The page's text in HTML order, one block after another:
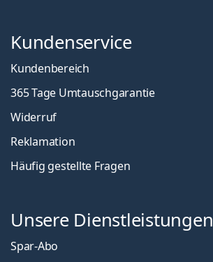
Kundenservice
Kundenbereich
365 Tage Umtauschgarantie
Widerruf
Reklamation
Häufig gestellte Fragen
Unsere Dienstleistungen
Spar-Abo